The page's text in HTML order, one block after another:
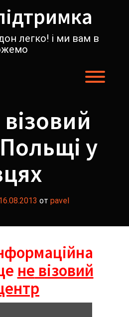
легко! і ми вам в
у
от pavel
не візовий